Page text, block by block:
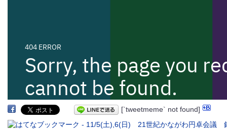
[`tweetmeme` not found]